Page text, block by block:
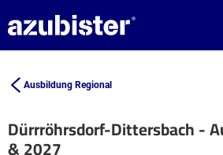
Ausbildung Regional
Dürrröhrsdorf-Dittersbach -